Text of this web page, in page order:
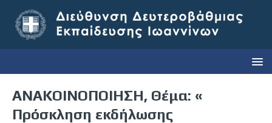
ΑΝΑΚΟΙΝΟΠΟΙΗΣΗ, Θέμα: «
Πρόσκληση εκδήλωσης